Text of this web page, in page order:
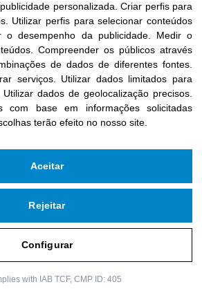
personalizada .Criar perfis para
. Utilizar perfis para selecionar conteúdos
o desempenho da publicidade. Medir o
Compreender os públicos através
de dados de diferentes fontes
serviços. Utilizar dados limitados para
Utilizar dados de geolocalização precisos
com base em informações solicitadas
terão efeito no nosso site.
Configurar
Rejeitar
Aceitar
with IAB TCF, CMP ID: 405